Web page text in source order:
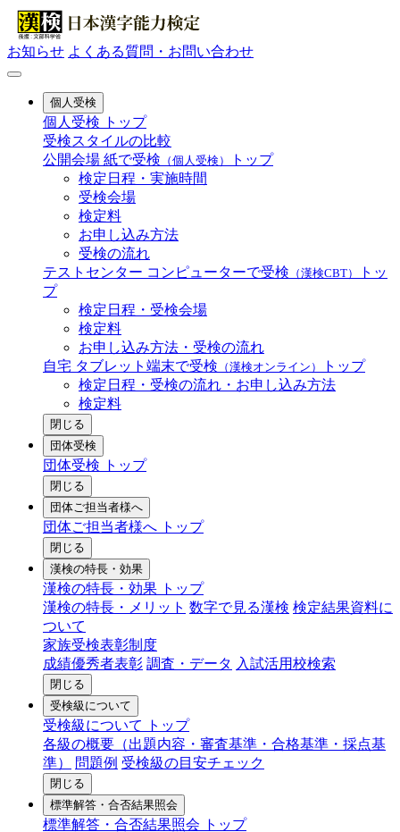
お知らせ よくある質問・お問い合わせ
個人受検
個人受検 トップ
受検スタイルの比較
公開会場 紙で受検 （個人受検）
トップ
検定日程・実施時間
受検会場
検定料
お申し込み方法
受検の流れ
テストセンター コンピューターで受検 （漢検CBT）
トッ
プ
検定日程・受検会場
検定料
お申し込み方法・受検の流れ
自宅 タブレット端末で受検 （漢検オンライン）
トップ
検定日程・受検の流れ・お申し込み方法
検定料
閉じる
団体受検
団体受検 トップ
閉じる
団体ご担当者様へ
団体ご担当者様へ トップ
閉じる
漢検の特長・効果
漢検の特長・効果 トップ
漢検の特長・メリット 数字で見る漢検 検定結果資料に
ついて
家族受検表彰制度
成績優秀者表彰 調査・データ 入試活用校検索
閉じる
受検級について
受検級について トップ
各級の概要（出題内容・審査基準・合格基準・採点基
準）
問題例 受検級の目安チェック
閉じる
標準解答・合否結果照会
標準解答・合否結果照会 トップ